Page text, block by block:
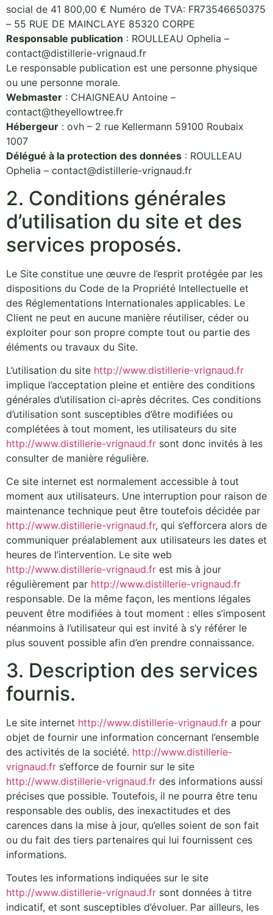
social de 41 800,00 € Numéro de TVA: FR73546650375
– 55 RUE DE MAINCLAYE 85320 CORPE
Responsable publication : ROULLEAU Ophelia –
contact@distillerie-vrignaud.fr
Le responsable publication est une personne physique
ou une personne morale.
Webmaster : CHAIGNEAU Antoine –
contact@theyellowtree.fr
Hébergeur : ovh – 2 rue Kellermann 59100 Roubaix
1007
Délégué à la protection des données : ROULLEAU
Ophelia – contact@distillerie-vrignaud.fr
2. Conditions générales
d’utilisation du site et des
services proposés.
Le Site constitue une œuvre de l’esprit protégée par les
dispositions du Code de la Propriété Intellectuelle et
des Réglementations Internationales applicables. Le
Client ne peut en aucune manière réutiliser, céder ou
exploiter pour son propre compte tout ou partie des
éléments ou travaux du Site.
L’utilisation du site http://www.distillerie-vrignaud.fr
implique l’acceptation pleine et entière des conditions
générales d’utilisation ci-après décrites. Ces conditions
d’utilisation sont susceptibles d’être modifiées ou
complétées à tout moment, les utilisateurs du site
http://www.distillerie-vrignaud.fr sont donc invités à les
consulter de manière régulière.
Ce site internet est normalement accessible à tout
moment aux utilisateurs. Une interruption pour raison de
maintenance technique peut être toutefois décidée par
http://www.distillerie-vrignaud.fr, qui s’efforcera alors de
communiquer préalablement aux utilisateurs les dates et
heures de l’intervention. Le site web
http://www.distillerie-vrignaud.fr est mis à jour
régulièrement par http://www.distillerie-vrignaud.fr
responsable. De la même façon, les mentions légales
peuvent être modifiées à tout moment : elles s’imposent
néanmoins à l’utilisateur qui est invité à s’y référer le
plus souvent possible afin d’en prendre connaissance.
3. Description des services
fournis.
Le site internet http://www.distillerie-vrignaud.fr a pour
objet de fournir une information concernant l’ensemble
des activités de la société. http://www.distillerie-
vrignaud.fr s’efforce de fournir sur le site
http://www.distillerie-vrignaud.fr des informations aussi
précises que possible. Toutefois, il ne pourra être tenu
responsable des oublis, des inexactitudes et des
carences dans la mise à jour, qu’elles soient de son fait
ou du fait des tiers partenaires qui lui fournissent ces
informations.
Toutes les informations indiquées sur le site
http://www.distillerie-vrignaud.fr sont données à titre
indicatif, et sont susceptibles d’évoluer. Par ailleurs, les